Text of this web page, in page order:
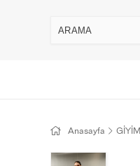
Anasayfa GİYİM